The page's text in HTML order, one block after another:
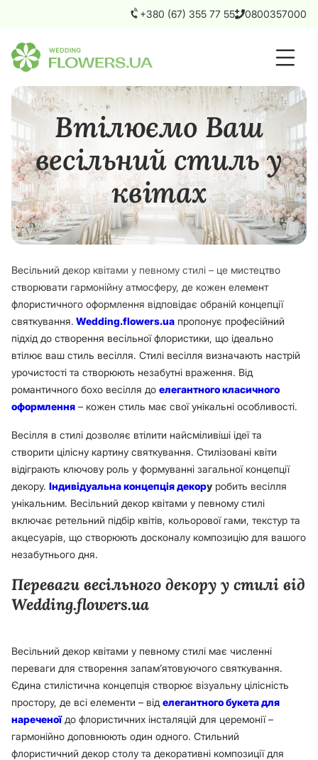
+380 (67) 355 77 55 0800357000
Втілюємо Ваш
весільний стиль у
квітах
Весільний декор квітами у певному стилі – це мистецтво
створювати гармонійну атмосферу, де кожен елемент
флористичного оформлення відповідає обраній концепції
святкування. Wedding.flowers.ua пропонує професійний
підхід до створення весільної флористики, що ідеально
втілює ваш стиль весілля. Стилі весілля визначають настрій
урочистості та створюють незабутні враження. Від
романтичного бохо весілля до елегантного класичного
оформлення – кожен стиль має свої унікальні особливості.
Весілля в стилі дозволяє втілити найсміливіші ідеї та
створити цілісну картину святкування. Стилізовані квіти
відіграють ключову роль у формуванні загальної концепції
декору. Індивідуальна концепція декору робить весілля
унікальним. Весільний декор квітами у певному стилі
включає ретельний підбір квітів, кольорової гами, текстур та
акцесуарів, що створюють досконалу композицію для вашого
незабутнього дня.
Переваги весільного декору у стилі від
Wedding.flowers.ua
Весільний декор квітами у певному стилі має численні
переваги для створення запам’ятовуючого святкування.
Єдина стилістична концепція створює візуальну цілісність
простору, де всі елементи – від елегантного букета для
нареченоїдо флористичних інсталяцій для церемонії –
гармонійно доповнюють один одного. Стильний
флористичний декор столу та декоративні композиції для